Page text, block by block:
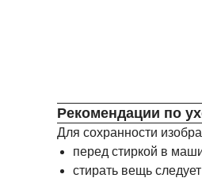
Рекомендации по
Для сохранности
перед стиркой в
стирать вещь